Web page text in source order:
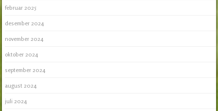
februar 2025
desember 2024
november 2024
oktober 2024
september 2024
august 2024
juli 2024